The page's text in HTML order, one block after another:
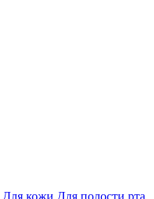
Для кожи Для полости рта